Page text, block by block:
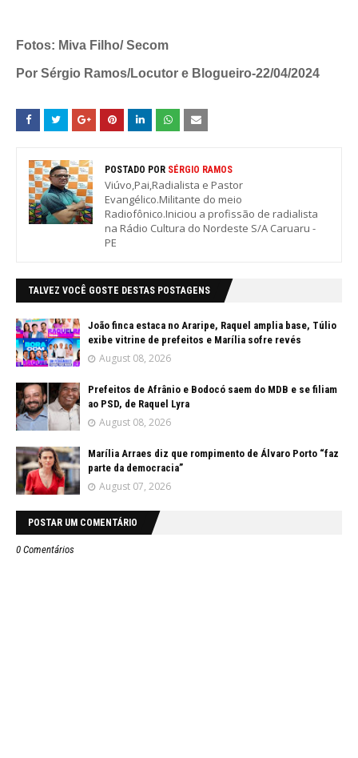
Fotos: Miva Filho/ Secom
Por Sérgio Ramos/Locutor e Blogueiro-22/04/2024
POSTADO POR SÉRGIO RAMOS
Viúvo,Pai,Radialista e Pastor
Evangélico.Militante do meio
Radiofônico.Iniciou a profissão de radialista
na Rádio Cultura do Nordeste S/A Caruaru -
PE
TALVEZ VOCÊ GOSTE DESTAS POSTAGENS
João finca estaca no Araripe, Raquel amplia base, Túlio
exibe vitrine de prefeitos e Marília sofre revés
August 08, 2026
Prefeitos de Afrânio e Bodocó saem do MDB e se filiam
ao PSD, de Raquel Lyra
August 08, 2026
Marília Arraes diz que rompimento de Álvaro Porto “faz
parte da democracia”
August 07, 2026
POSTAR UM COMENTÁRIO
0 Comentários